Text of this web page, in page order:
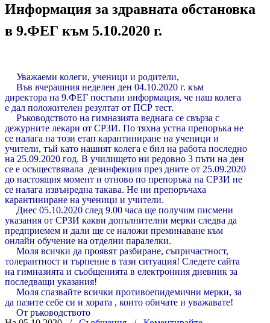
Информация за здравната обстановка
в 9.ФЕГ към 5.10.2020 г.
Уважаеми колеги, ученици и родители,
Във вчерашния неделен ден 04.10.2020 г. към
директора на 9.ФЕГ постъпи информация, че наш колега
е дал положителен резултат от ПСР тест.
Ръководството на гимназията веднага се свърза с
дежурните лекари от СРЗИ. По тяхна устна препоръка не
се налага на този етап карантиниране на ученици и
учители, тъй като нашият колега е бил на работа последно
на 25.09.2020 год. В училището ни редовно 3 пъти на ден
се е осъществявала дезинфекция през дните от 25.09.2020
до настоящия момент и отново по препоръка на СРЗИ не
се налага извънредна такава. Не ни препоръчаха
карантиниране на ученици и учители.
Днес05.10.2020след 9.00 часа ще получим писмени
указания от СРЗИ какви допълнителни мерки следва да
предприемем и дали ще се наложи преминаване към
онлайн обучение на отделни паралелки.
Молявсички да проявят разбиране, съпричастност,
толерантност и търпение в тази ситуация! Следете сайта
на гимназията и съобщенията в електронния дневник за
последващи указания!
Моля спазвайте всички противоепидемични мерки, за
да пазите себе си и хората , които обичате и уважавате!
От ръководството